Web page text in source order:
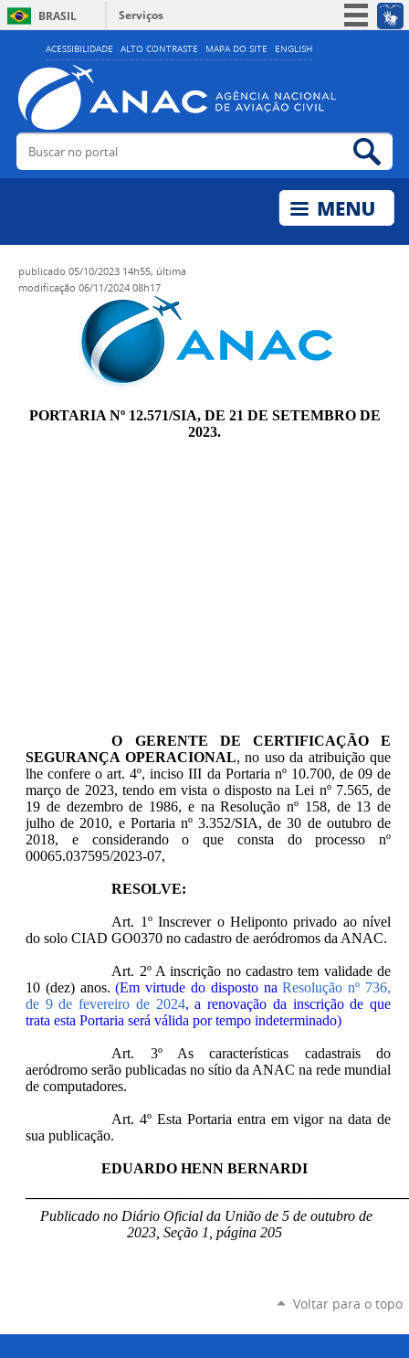
ACESSIBILIDADE ALTO CONTRASTE MAPA DO SITE ENGLISH
BRASIL
Serviços
Simplifique!
Acesso à informação
Legislação
Buscar no portal
publicado 05/10/2023 14h55, última
modificação 06/11/2024 08h17
PORTARIA Nº 12.571/SIA, DE 21 DE SETEMBRO DE
2023.
O GERENTE DE CERTIFICAÇÃO E
SEGURANÇA OPERACIONAL, no uso da atribuição que
lhe confere o art. 4º, inciso III da Portaria nº 10.700, de 09 de
março de 2023, tendo em vista o disposto na Lei nº 7.565, de
19 de dezembro de 1986, e na Resolução nº 158, de 13 de
julho de 2010, e Portaria nº 3.352/SIA, de 30 de outubro de
2018, e considerando o que consta do processo nº
00065.037595/2023-07,
RESOLVE:
Art. 1º Inscrever o Heliponto privado ao nível
do solo CIAD GO0370 no cadastro de aeródromos da ANAC.
Art. 2º A inscrição no cadastro tem validade de
10 (dez) anos.(Em virtude do disposto naResolução nº 736,
de 9 de fevereiro de 2024, a renovação da inscrição de que
trata esta Portaria será válida por tempo indeterminado)
Art. 3º As características cadastrais do
aeródromo serão publicadas no sítio da ANAC na rede mundial
de computadores.
Art. 4º Esta Portaria entra em vigor na data de
sua publicação.
EDUARDO HENN BERNARDI
Publicado no Diário Oficial da União de 5 de outubro de
2023, Seção 1, página 205
Voltar para o topo